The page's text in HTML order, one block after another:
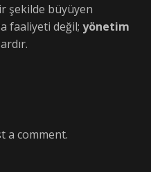
şekilde büyüyen
faaliyeti değil; yönetim
a comment.